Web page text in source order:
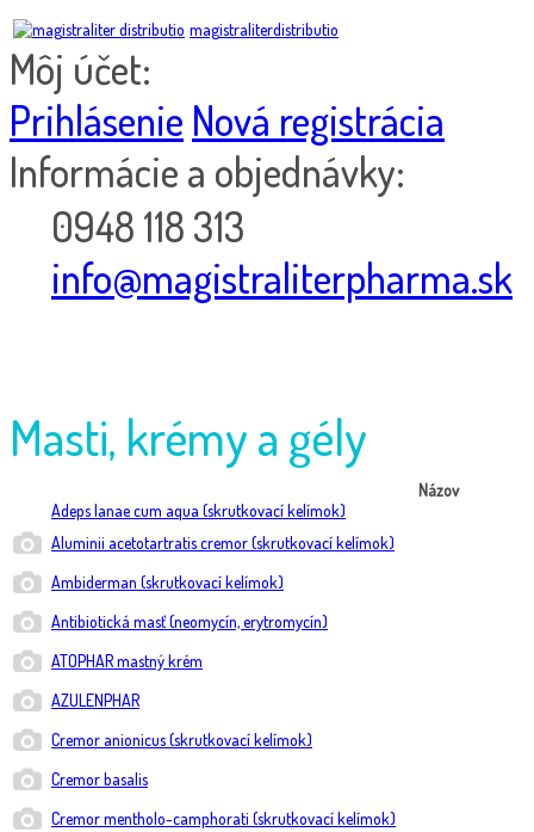
magistraliterdistributio
Môj účet:
Prihlásenie Nová registrácia
Informácie a objednávky:
0948 118 313
info@magistraliterpharma.sk
Masti, krémy a gély
Názov
Adeps lanae cum aqua (skrutkovací kelímok)
Aluminii acetotartratis cremor (skrutkovací kelímok)
Ambiderman (skrutkovací kelímok)
Antibiotická masť (neomycín, erytromycín)
ATOPHAR mastný krém
AZULENPHAR
Cremor anionicus (skrutkovací kelímok)
Cremor basalis
Cremor mentholo-camphorati (skrutkovací kelímok)